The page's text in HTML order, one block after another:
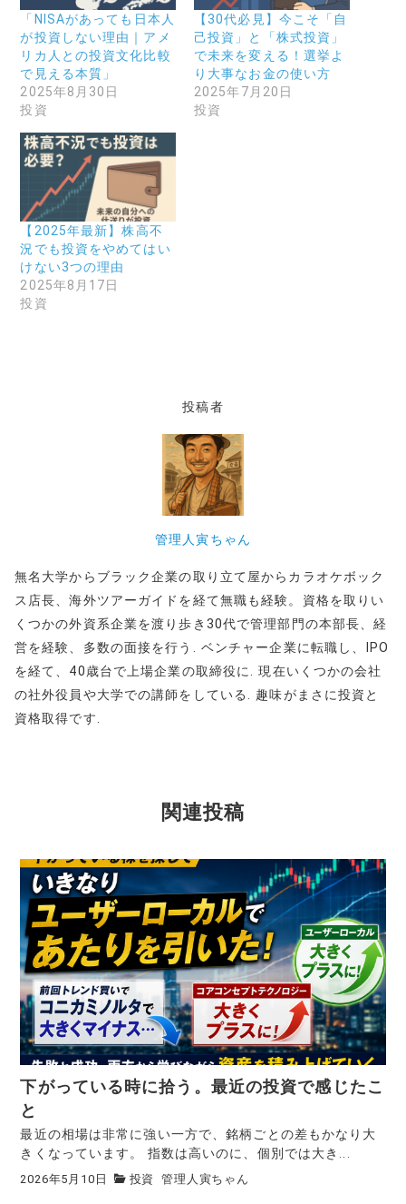
「NISAがあっても日本人
が投資しない理由｜アメ
リカ人との投資文化比較
で見える本質」
2025年8月30日
投資
【30代必見】今こそ「自
己投資」と「株式投資」
で未来を変える！選挙よ
り大事なお金の使い方
2025年7月20日
投資
【2025年最新】株高不
況でも投資をやめてはい
けない3つの理由
2025年8月17日
投資
投稿者
管理人寅ちゃん
無名大学からブラック企業の取り立て屋からカラオケボック
ス店長、海外ツアーガイドを経て無職も経験。資格を取りい
くつかの外資系企業を渡り歩き30代で管理部門の本部長、経
営を経験、多数の面接を行う. ベンチャー企業に転職し、IPO
を経て、40歳台で上場企業の取締役に. 現在いくつかの会社
の社外役員や大学での講師をしている. 趣味がまさに投資と
資格取得です.
関連投稿
下がっている時に拾う。最近の投資で感じたこ
と
最近の相場は非常に強い一方で、銘柄ごとの差もかなり大
きくなっています。 指数は高いのに、個別では大き...
2026年5月10日 投資 管理人寅ちゃん